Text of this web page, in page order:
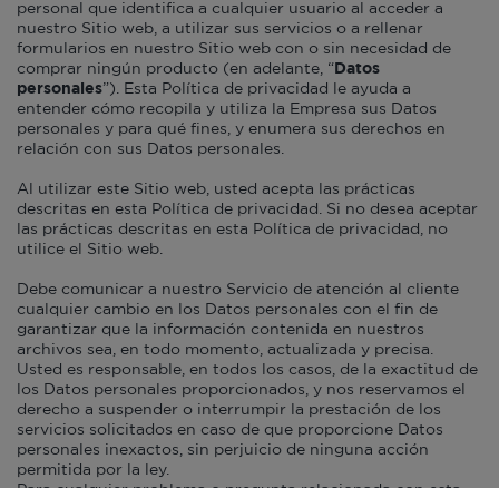
personal que identifica a cualquier usuario al acceder a
nuestro Sitio web, a utilizar sus servicios o a rellenar
formularios en nuestro Sitio web con o sin necesidad de
comprar ningún producto (en adelante, “ Datos
personales”). Esta Política de privacidad le ayuda a
entender cómo recopila y utiliza la Empresa sus Datos
personales y para qué fines, y enumera sus derechos en
relación con sus Datos personales.
Al utilizar este Sitio web, usted acepta las prácticas
descritas en esta Política de privacidad. Si no desea aceptar
las prácticas descritas en esta Política de privacidad, no
utilice el Sitio web.
Debe comunicar a nuestro Servicio de atención al cliente
cualquier cambio en los Datos personales con el fin de
garantizar que la información contenida en nuestros
archivos sea, en todo momento, actualizada y precisa.
Usted es responsable, en todos los casos, de la exactitud de
los Datos personales proporcionados, y nos reservamos el
derecho a suspender o interrumpir la prestación de los
servicios solicitados en caso de que proporcione Datos
personales inexactos, sin perjuicio de ninguna acción
permitida por la ley.